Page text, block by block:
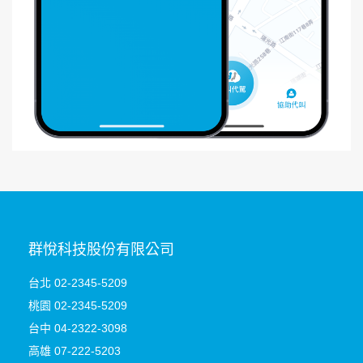
群悅科技股份有限公司
台北 02-2345-5209
桃園 02-2345-5209
台中 04-2322-3098
高雄 07-222-5203